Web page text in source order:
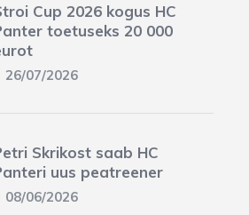
Cup 2026 kogus HC
toetuseks 20 000
26/07/2026
Skrikost saab HC
uus peatreener
08/06/2026